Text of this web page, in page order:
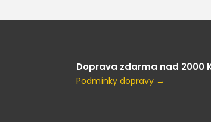
Doprava zdarma nad 2000
Podmínky dopravy →